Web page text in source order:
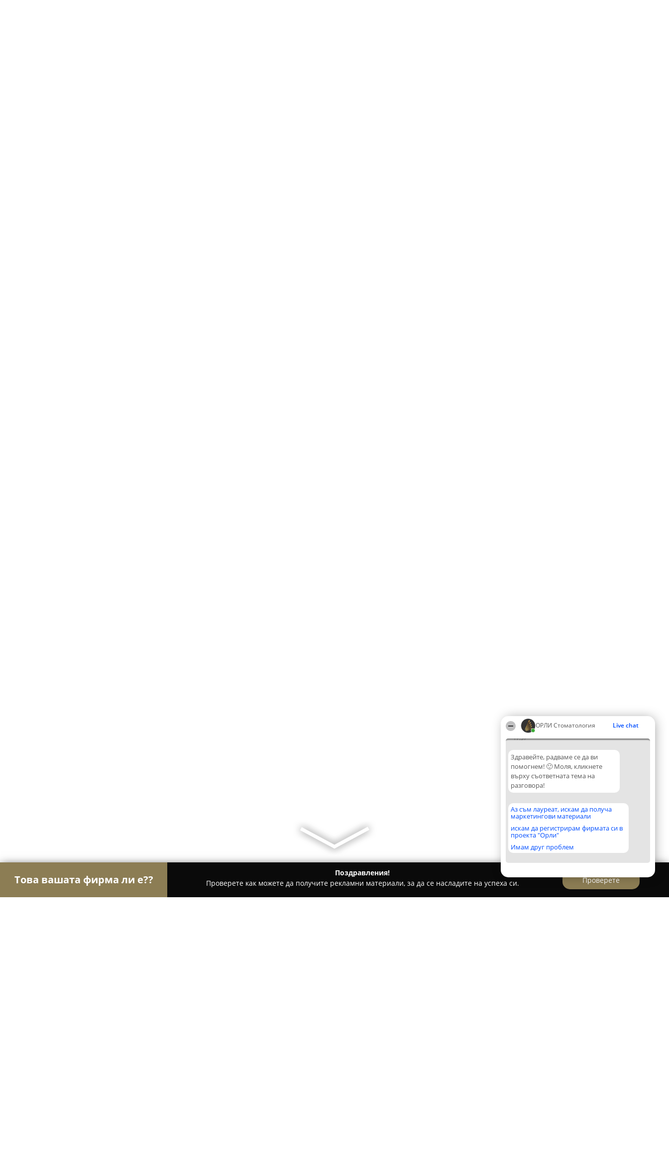
ОРЛИ Стоматология Live chat
17:57
Здравейте, радваме се да ви
помогнем! 🙂 Моля, кликнете
върху съответната тема на
разговора!
Аз съм лауреат, искам да получа
маркетингови материали
искам да регистрирам фирмата си в
проекта "Орли"
Имам друг проблем
Това вашата фирма ли е??
Поздравления!
Проверете как можете да получите рекламни материали, за да се насладите на успеха си.
Проверете